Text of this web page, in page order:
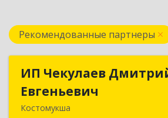
Рекомендованные партнеры
ИП Чекулаев
Евгеньевич
Костомукша
ИП